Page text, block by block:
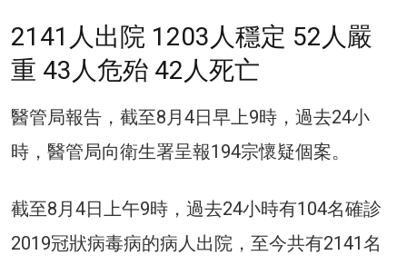
2141人出院 1203人穩定 52人嚴
重 43人危殆 42人死亡
醫管局報告，截至8月4日早上9時，過去24小
時，醫管局向衛生署呈報194宗懷疑個案。
截至8月4日上午9時，過去24小時有104名確診
2019冠狀病毒病的病人出院，至今共有2141名